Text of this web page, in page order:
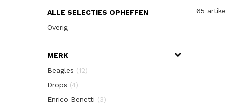
ALLE SELECTIES OPHEFFEN
Overig
MERK
Beagles (12)
Drops (4)
Enrico Benetti (3)
65